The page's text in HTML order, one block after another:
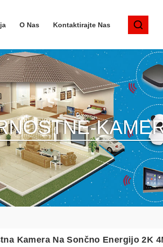
O Nas Kontaktirajte Nas
Kamera Na Sončno Energijo 2K